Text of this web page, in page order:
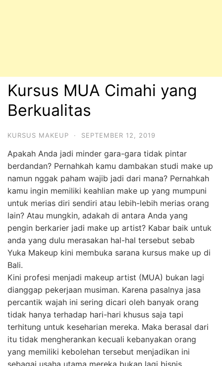
Kursus MUA Cimahi yang
Berkualitas
KURSUS MAKEUP · SEPTEMBER 12, 2019
Apakah Anda jadi minder gara-gara tidak pintar
berdandan? Pernahkah kamu dambakan studi make up
namun nggak paham wajib jadi dari mana? Pernahkah
kamu ingin memiliki keahlian make up yang mumpuni
untuk merias diri sendiri atau lebih-lebih merias orang
lain? Atau mungkin, adakah di antara Anda yang
pengin berkarier jadi make up artist? Kabar baik untuk
anda yang dulu merasakan hal-hal tersebut sebab
Yuka Makeup kini membuka sarana kursus make up di
Bali.
Kini profesi menjadi makeup artist (MUA) bukan lagi
dianggap pekerjaan musiman. Karena pasalnya jasa
percantik wajah ini sering dicari oleh banyak orang
tidak hanya terhadap hari-hari khusus saja tapi
terhitung untuk keseharian mereka. Maka berasal dari
itu tidak mengherankan kecuali kebanyakan orang
yang memiliki kebolehan tersebut menjadikan ini
sebagai usaha utama mereka bukan lagi bisnis